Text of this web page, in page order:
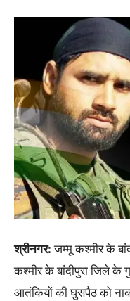
श्रीनगर:जम्मू कश्मीर के
कश्मीर के बांदीपुरा जिले
आतंकियों की घुसपैठ को